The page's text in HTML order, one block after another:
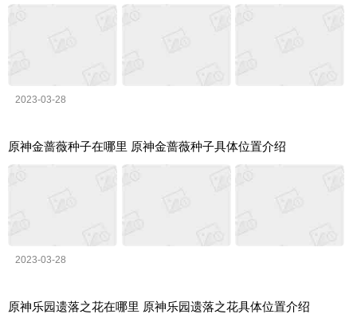
2023-03-28
原神金蔷薇种子在哪里 原神金蔷薇种子具体位置介绍
2023-03-28
原神乐园遗落之花在哪里 原神乐园遗落之花具体位置介绍